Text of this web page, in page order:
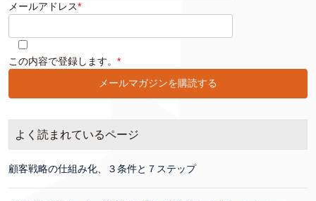
メールアドレス*
このフィールドは空のままにしてください。
この内容で登録します。 *
よく読まれているページ
顧客戦略の仕組み化、３条件と７ステップ